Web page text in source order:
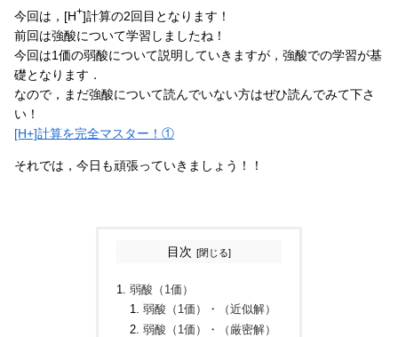
今回は，[H+]計算の2回目となります！
前回は強酸について学習しましたね！
今回は1価の弱酸について説明していきますが，強酸での学習が基
礎となります．
なので，まだ強酸について読んでいない方はぜひ読んでみて下さ
い！
[H+]計算を完全マスター！①
それでは，今日も頑張っていきましょう！！
目次
弱酸（1価）
弱酸（1価）・（近似解）
弱酸（1価）・（厳密解）